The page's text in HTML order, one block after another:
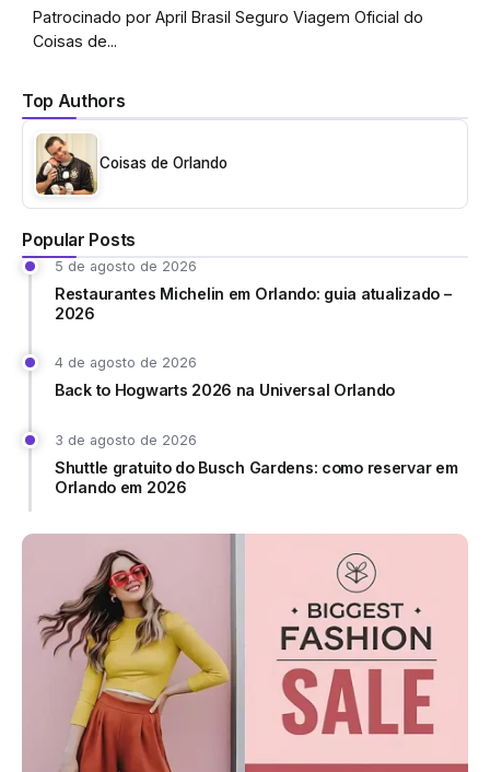
Top Authors
Coisas de Orlando
Popular Posts
5 de agosto de 2026
Restaurantes Michelin em Orlando: guia atualizado –
2026
4 de agosto de 2026
Back to Hogwarts 2026 na Universal Orlando
3 de agosto de 2026
Shuttle gratuito do Busch Gardens: como reservar em
Orlando em 2026
Patrocinado por April Brasil Seguro Viagem Oficial do
Coisas de...